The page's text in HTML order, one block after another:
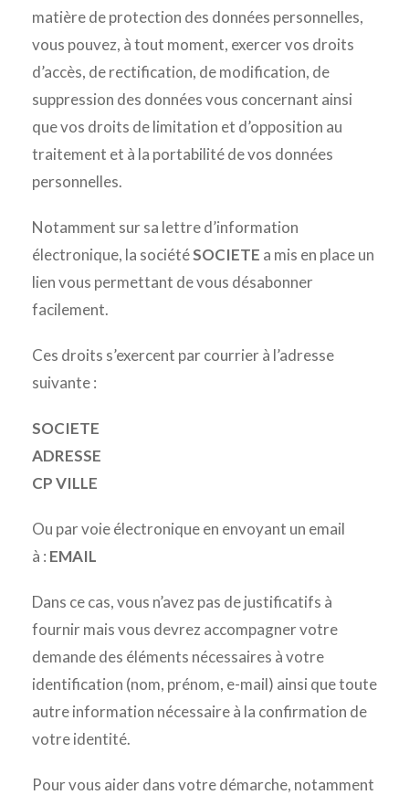
matière de protection des données personnelles,
vous pouvez, à tout moment, exercer vos droits
d’accès, de rectification, de modification, de
suppression des données vous concernant ainsi
que vos droits de limitation et d’opposition au
traitement et à la portabilité de vos données
personnelles.
Notamment sur sa lettre d’information
électronique, la sociétéSOCIETE a mis en place un
lien vous permettant de vous désabonner
facilement.
Ces droits s’exercent par courrier à l’adresse
suivante :
SOCIETE
ADRESSE
CP VILLE
Ou par voie électronique en envoyant un email
à : EMAIL
Dans ce cas, vous n’avez pas de justificatifs à
fournir mais vous devrez accompagner votre
demande des éléments nécessaires à votre
identification (nom, prénom, e-mail) ainsi que toute
autre information nécessaire à la confirmation de
votre identité.
Pour vous aider dans votre démarche, notamment